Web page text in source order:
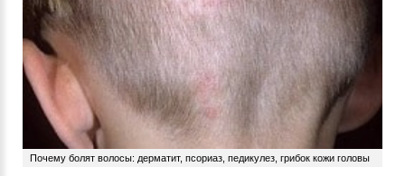
Почему болят волосы: дерматит, псориаз, педикулез, грибок кожи головы